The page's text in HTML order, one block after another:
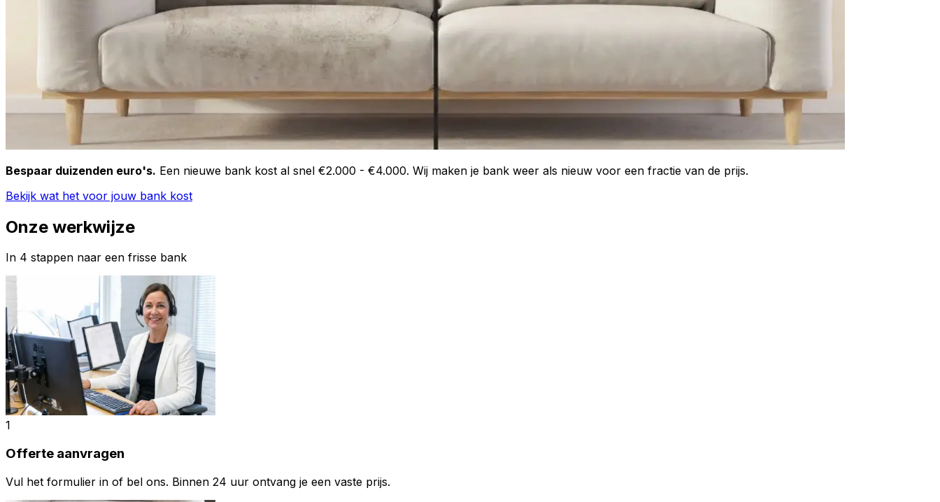
Bespaar duizenden euro's. Een nieuwe bank kost al snel €2.000 - €4.000. Wij maken je bank weer als nieuw voor een fractie van de prijs.
Bekijk wat het voor jouw bank kost
Onze werkwijze
In 4 stappen naar een frisse bank
1
Offerte aanvragen
Vul het formulier in of bel ons. Binnen 24 uur ontvang je een vaste prijs.